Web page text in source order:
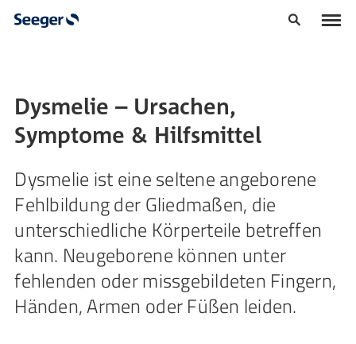
Dysmelie – Ursachen,
Symptome & Hilfsmittel
Dysmelie ist eine seltene angeborene
Fehlbildung der Gliedmaßen, die
unterschiedliche Körperteile betreffen
kann. Neugeborene können unter
fehlenden oder missgebildeten Fingern,
Händen, Armen oder Füßen leiden.